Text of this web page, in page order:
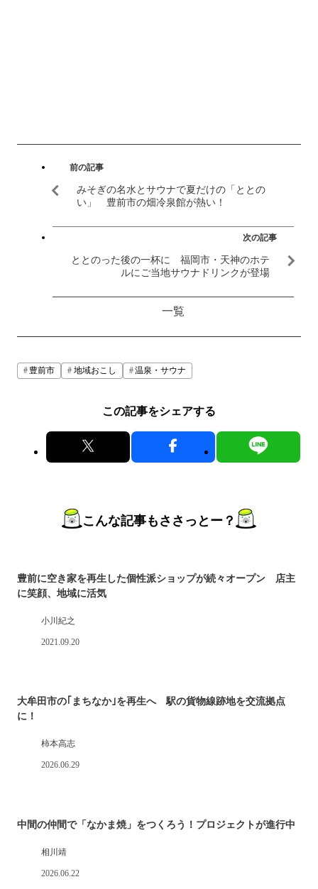
前の記事
みそぎの名水とサウナで夏だけの「ととの
い」 豊前市の畑冷泉館が熱い！
一覧
次の記事
ととのった後の一杯に 福岡市・天神のホテ
ルにご当地サウナドリンクが登場
豊前市 地域おこし 温泉・サウナ
この記事をシェアする
こんな記事もささっとー？
豊前に空き家を再生した個性派ショップが続々オープン 店主
に笑顔、地域に活気
小川紀之
2021.09.20
大牟田市の｢まちなか｣を再生へ 駅の貨物線跡地を交流拠点
に！
柿本高志
2026.06.29
中間の仲間で「なかま焼」をつくろう！プロジェクトが進行中
相川靖
2026.06.22